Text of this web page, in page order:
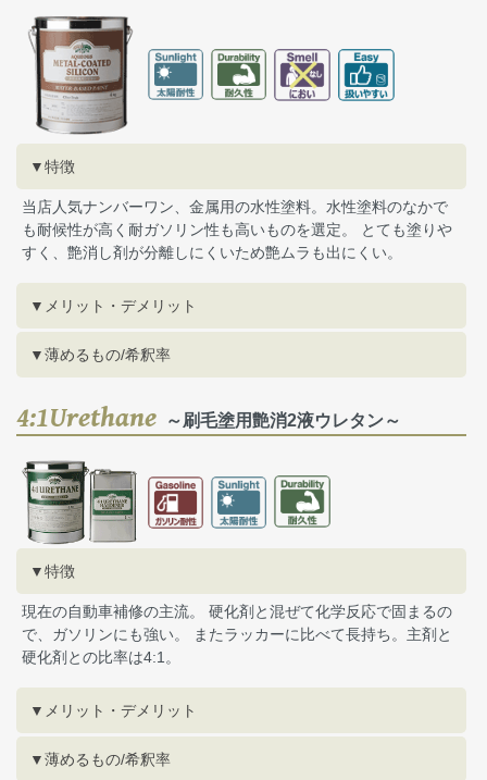
▼特徴
当店人気ナンバーワン、金属用の水性塗料。水性塗料のなかで
も耐候性が高く耐ガソリン性も高いものを選定。 とても塗りや
すく、艶消し剤が分離しにくいため艶ムラも出にくい。
▼メリット・デメリット
▼薄めるもの/希釈率
4:1Urethane ～刷毛塗用艶消2液ウレタン～
▼特徴
現在の自動車補修の主流。 硬化剤と混ぜて化学反応で固まるの
で、ガソリンにも強い。 またラッカーに比べて長持ち。主剤と
硬化剤との比率は4:1。
▼メリット・デメリット
▼薄めるもの/希釈率